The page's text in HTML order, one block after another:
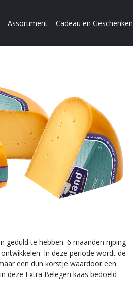
Assortiment Cadeau en Geschenken
geduld te hebben. 6 maanden rijping
In deze periode wordt de
een dun korstje waardoor een
deze Extra Belegen kaas bedoeld